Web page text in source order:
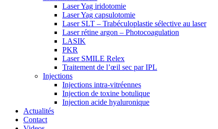
Laser Yag iridotomie
Laser Yag capsulotomie
Laser SLT – Trabéculoplastie sélective au laser
Laser rétine argon – Photocoagulation
LASIK
PKR
Laser SMILE Relex
Traitement de l’œil sec par IPL
Injections
Injections intra-vitréennes
Injection de toxine botulique
Injection acide hyaluronique
Actualités
Contact